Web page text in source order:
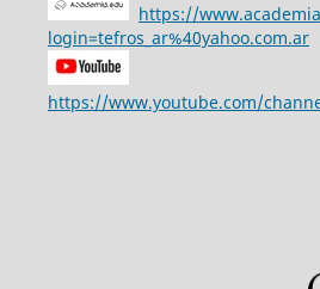
https://
login=tefros_ar%40yahoo.com.ar
https://www.youtube.com/